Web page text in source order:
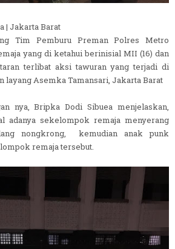
| Jakarta Barat
Tim Pemburu Preman Polres Metro
yang di ketahui berinisial MII (16) dan
terlibat aksi tawuran yang terjadi di
layang Asemka Tamansari, Jakarta Barat
nya, Bripka Dodi Sibuea menjelaskan,
adanya sekelompok remaja menyerang
nongkrong, kemudian anak punk
remaja tersebut.